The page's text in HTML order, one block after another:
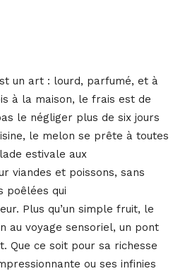
un art : lourd, parfumé, et à
à la maison, le frais est de
le négliger plus de six jours
le melon se prête à toutes
estivale aux
viandes et poissons, sans
poêlées qui
Plus qu’un simple fruit, le
au voyage sensoriel, un pont
Que ce soit pour sa richesse
ou ses infinies